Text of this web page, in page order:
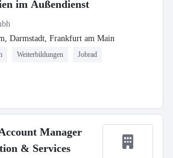
im Außendienst
Darmstadt, Frankfurt am Main
Weiterbildungen Jobrad
Manager
& Services